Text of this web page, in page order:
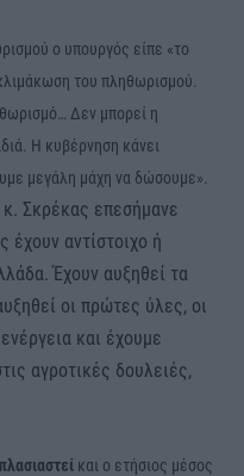
ο υπουργός είπε «το
του πληθωρισμού.
Δεν μπορεί η
Η κυβέρνηση κάνει
μεγάλη μάχη να δώσουμε».
κ. Σκρέκας επεσήμανε
αντίστοιχο ή
Έχουν αυξηθεί τα
οι πρώτες ύλες, οι
και έχουμε
αγροτικές δουλειές,
και ο ετήσιος μέσος